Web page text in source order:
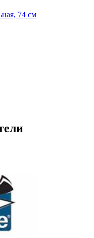
74 см